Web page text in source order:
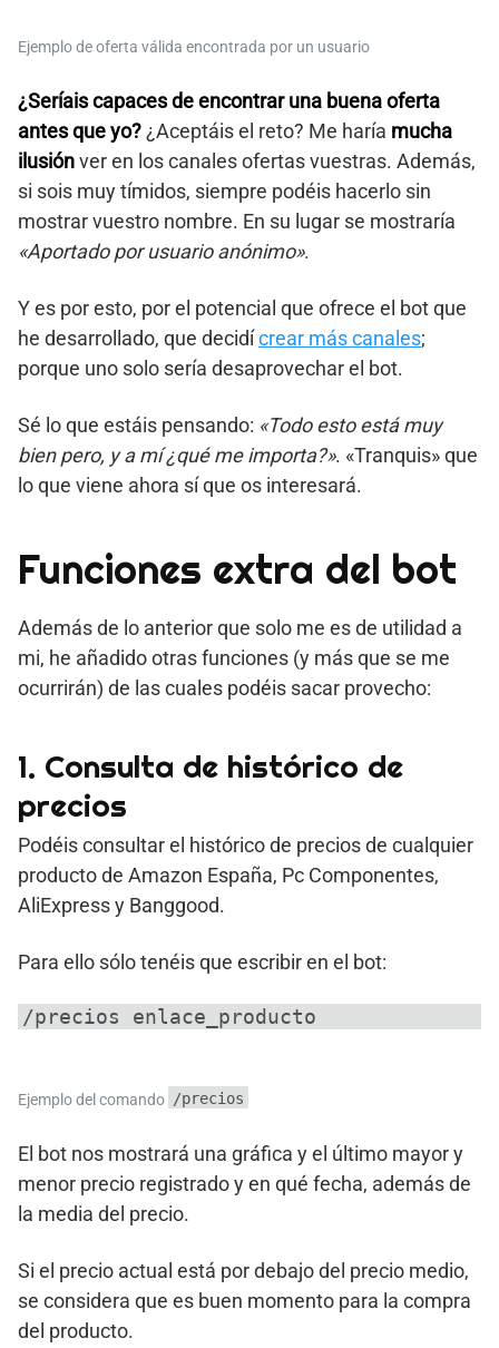
Ejemplo de oferta válida encontrada por un usuario
¿Seríais capaces de encontrar una buena oferta
antes que yo?¿Aceptáis el reto? Me haría mucha
ilusiónver en los canales ofertas vuestras. Además,
si sois muy tímidos, siempre podéis hacerlo sin
mostrar vuestro nombre. En su lugar se mostraría
«Aportado por usuario anónimo».
Y es por esto, por el potencial que ofrece el bot que
he desarrollado, que decidícrear más canales;
porque uno solo sería desaprovechar el bot.
Sé lo que estáis pensando: «Todo esto está muy
bien pero, y a mí ¿qué me importa?». «Tranquis» que
lo que viene ahora sí que os interesará.
Funciones extra del bot
Además de lo anterior que solo me es de utilidad a
mi, he añadido otras funciones (y más que se me
ocurrirán) de las cuales podéis sacar provecho:
1. Consulta de histórico de
precios
Podéis consultar el histórico de precios de cualquier
producto de Amazon España, Pc Componentes,
AliExpress y Banggood.
Para ello sólo tenéis que escribir en el bot:
/precios enlace_producto
Ejemplo del comando /precios
El bot nos mostrará una gráfica y el último mayor y
menor precio registrado y en qué fecha, además de
la media del precio.
Si el precio actual está por debajo del precio medio,
se considera que es buen momento para la compra
del producto.